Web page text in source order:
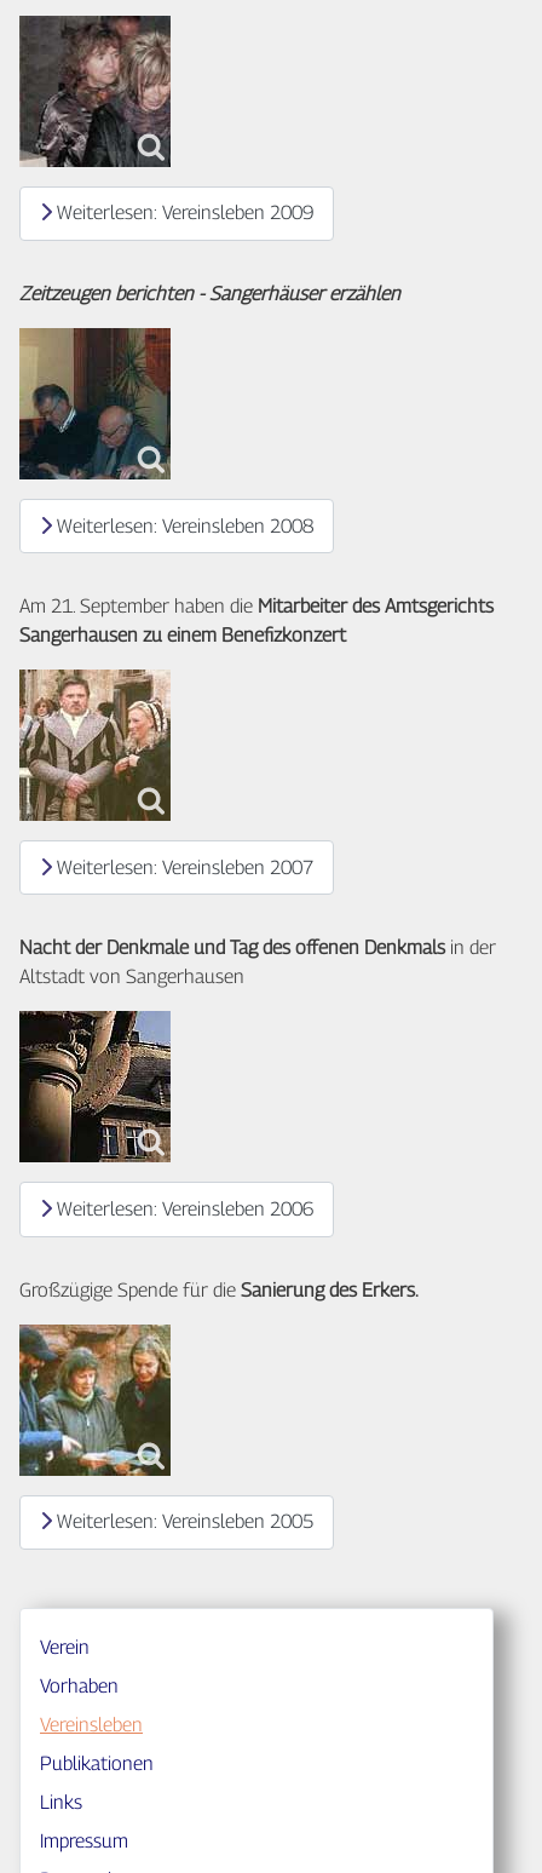
Verein
Vorhaben
Vereinsleben
Publikationen
Links
Impressum
Weiterlesen: Vereinsleben 2009
Zeitzeugen berichten - Sangerhäuser erzählen
Weiterlesen: Vereinsleben 2008
Am 21. September haben die Mitarbeiter des Amtsgerichts
Sangerhausen zu einem Benefizkonzert
Weiterlesen: Vereinsleben 2007
Nacht der Denkmale und Tag des offenen Denkmalsin der
Altstadt von Sangerhausen
Weiterlesen: Vereinsleben 2006
Großzügige Spende für die Sanierung des Erkers.
Weiterlesen: Vereinsleben 2005